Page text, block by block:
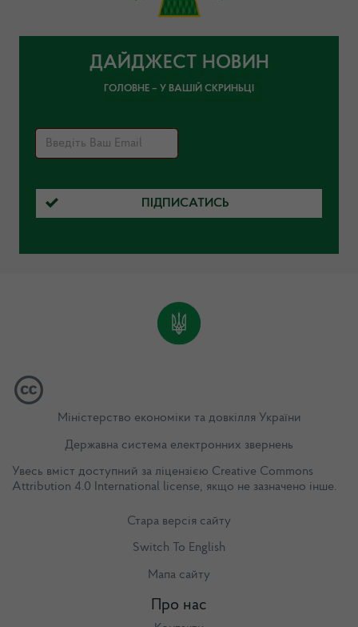
ДАЙДЖЕСТ НОВИН
ГОЛОВНЕ – У ВАШІЙ СКРИНЬЦІ
ПІДПИСАТИСЬ
Міністерство економіки та довкілля України
Державна система електронних звернень
Увесь вміст доступний за ліцензією Creative Commons
Attribution 4.0 International license, якщо не зазначено інше.
Стара версія сайту
Switch To English
Мапа сайту
Про нас